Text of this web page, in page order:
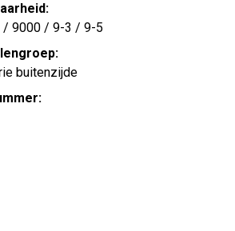
/ 9000 / 9-3 / 9-5
buitenzijde